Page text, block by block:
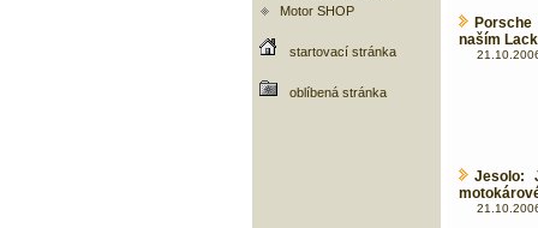
Motor SHOP
startovací stránka
oblíbená stránka
naším
Jesolo: